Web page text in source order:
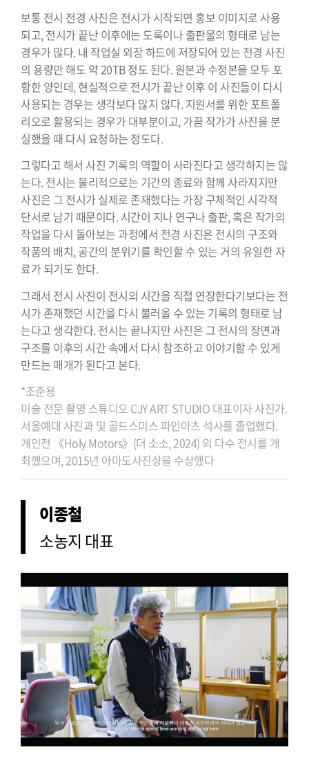
보통 전시 전경 사진은 전시가 시작되면 홍보 이미지로 사용
되고, 전시가 끝난 이후에는 도록이나 출판물의 형태로 남는
경우가 많다. 내 작업실 외장 하드에 저장되어 있는 전경 사진
의 용량만 해도 약 20TB 정도 된다. 원본과 수정본을 모두 포
함한 양인데, 현실적으로 전시가 끝난 이후 이 사진들이 다시
사용되는 경우는 생각보다 많지 않다. 지원서를 위한 포트폴
리오로 활용되는 경우가 대부분이고, 가끔 작가가 사진을 분
실했을 때 다시 요청하는 정도다.
그렇다고 해서 사진 기록의 역할이 사라진다고 생각하지는 않
는다. 전시는 물리적으로는 기간의 종료와 함께 사라지지만
사진은 그 전시가 실제로 존재했다는 가장 구체적인 시각적
단서로 남기 때문이다. 시간이 지나 연구나 출판, 혹은 작가의
작업을 다시 돌아보는 과정에서 전경 사진은 전시의 구조와
작품의 배치, 공간의 분위기를 확인할 수 있는 거의 유일한 자
료가 되기도 한다.
그래서 전시 사진이 전시의 시간을 직접 연장한다기보다는 전
시가 존재했던 시간을 다시 불러올 수 있는 기록의 형태로 남
는다고 생각한다. 전시는 끝나지만 사진은 그 전시의 장면과
구조를 이후의 시간 속에서 다시 참조하고 이야기할 수 있게
만드는 매개가 된다고 본다.
*조준용
미술 전문 촬영 스튜디오 CJY ART STUDIO 대표이자 사진가.
서울예대 사진과 및 골드스미스 파인아츠 석사를 졸업했다.
개인전 《Holy Motors》(더 소소, 2024) 외 다수 전시를 개
최했으며, 2015년 아마도사진상을 수상했다
이종철
소농지 대표